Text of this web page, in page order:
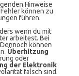
Hinweise
können zu
führen.
wenn du mit
arbeitest. Bei
können
Überhitzung
oder
der Elektronik
falsch sind.